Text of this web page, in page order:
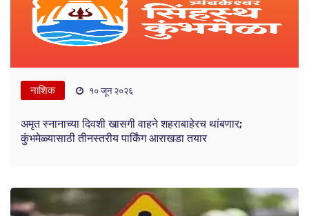
नाशिक १० जून २०२६
अमृत स्नानाच्या दिवशी खासगी वाहने शहराबाहेरच थांबणार;
कुंभमेळ्यासाठी तीनस्तरीय पार्किंग आराखडा तयार